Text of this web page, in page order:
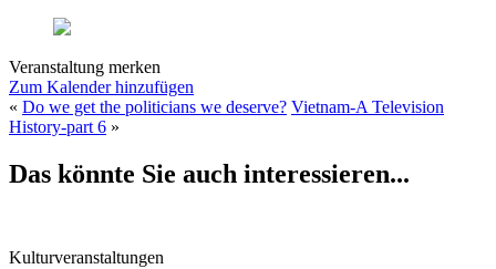
Veranstaltung merken
Zum Kalender hinzufügen
« Do we get the politicians we deserve? Vietnam-A Television
History-part 6 »
Das könnte Sie auch interessieren...
Kulturveranstaltungen